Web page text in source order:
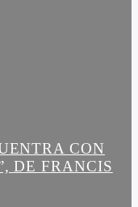
CON
DE FRANCIS